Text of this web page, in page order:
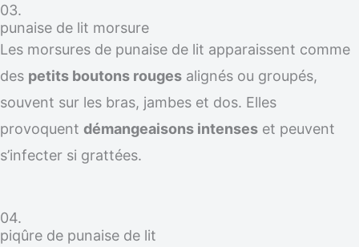
03.
punaise de lit morsure
Les morsures de punaise de lit apparaissent comme
des petits boutons rouges alignés ou groupés,
souvent sur les bras, jambes et dos. Elles
provoquent démangeaisons intenses et peuvent
s’infecter si grattées.
04.
piqûre de punaise de lit